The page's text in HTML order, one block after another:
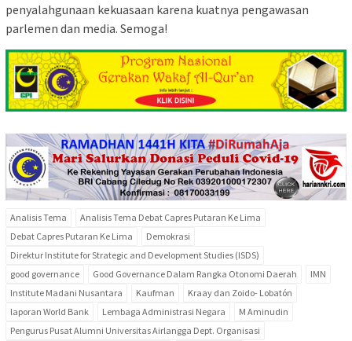
penyalahgunaan kekuasaan karena kuatnya pengawasan
parlemen dan media. Semoga!
Analisis Tema
Analisis Tema Debat Capres Putaran Ke Lima
Debat Capres Putaran Ke Lima
Demokrasi
Direktur Institute for Strategic and Development Studies (ISDS)
good governance
Good Governance Dalam Rangka Otonomi Daerah
IMN
Institute Madani Nusantara
Kaufman
Kraay dan Zoido- Lobatón
laporan World Bank
Lembaga Administrasi Negara
M Aminudin
Pengurus Pusat Alumni Universitas Airlangga Dept. Organisasi